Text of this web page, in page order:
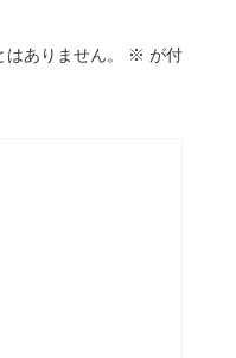
ありません。 ※ が付